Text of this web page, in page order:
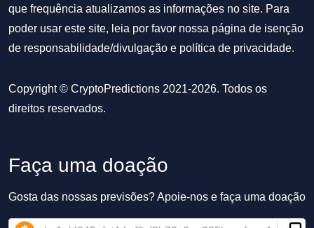
que frequência atualizamos as informações no site. Para
poder usar este site, leia por favor nossa página de isenção
de responsabilidade/divulgação e política de privacidade.
Copyright © CryptoPredictions 2021-2026. Todos os
direitos reservados.
Faça uma doação
Gosta das nossas previsões? Apoie-nos e faça uma doação